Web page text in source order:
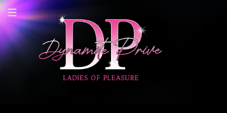
Dynamite Prive -
Privehuis Nieuwegein